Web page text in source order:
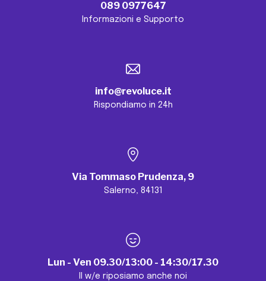
089 0977647
Informazioni e Supporto
info@revoluce.it
Rispondiamo in 24h
Via Tommaso Prudenza, 9
Salerno, 84131
Lun - Ven 09.30/13:00 - 14:30/17.30
Il w/e riposiamo anche noi